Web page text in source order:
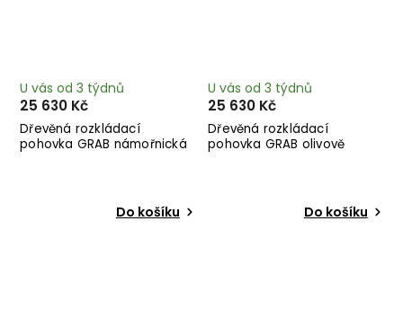
Dřevěná rozkládací
pohovka GRAB námořnická
U vás od 3 týdnů
25 630 Kč
Do košíku
Dřevěná rozkládací
pohovka GRAB olivově
U vás od 3 týdnů
25 630 Kč
Do košíku